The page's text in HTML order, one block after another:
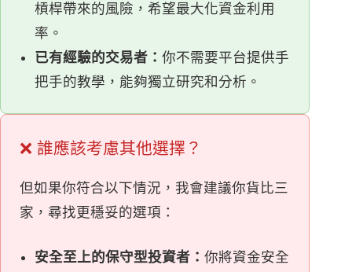
槓桿帶來的風險，希望最大化資金利用
率。
已有經驗的交易者：你不需要平台提供手
把手的教學，能夠獨立研究和分析。
❌ 誰應該考慮其他選擇？
但如果你符合以下情況，我會建議你貨比三
家，尋找更穩妥的選項：
安全至上的保守型投資者：你將資金安全